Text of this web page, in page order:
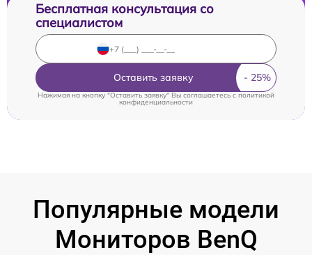
Бесплатная консультация со
специалистом
Оставить заявку
Нажимая на кнопку "Оставить заявку" Вы соглашаетесь cполитикой
конфиденциальности
Популярные модели
Мониторов BenQ